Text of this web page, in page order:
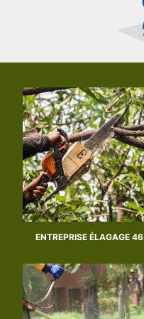
ENTREPRISE ÉLAGAGE 46